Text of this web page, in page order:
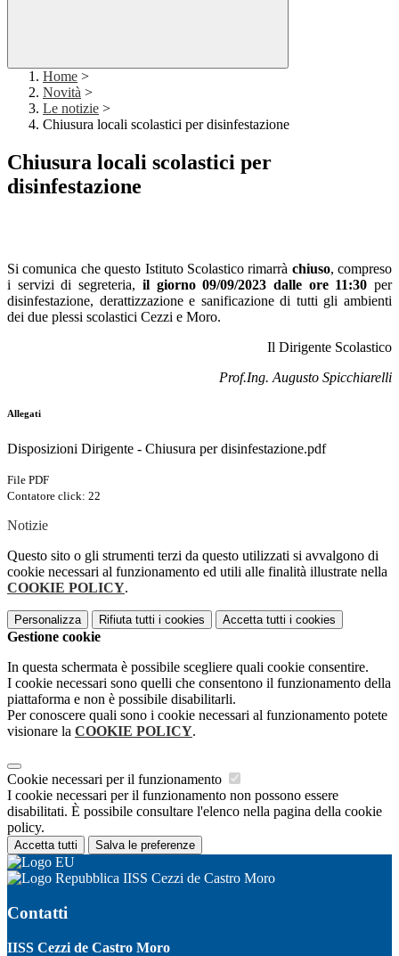
Home >
Novità >
Le notizie >
Chiusura locali scolastici per disinfestazione
Chiusura locali scolastici per
disinfestazione
Si comunica che questo Istituto Scolastico rimarrà chiuso, compreso
i servizi di segreteria, il giorno 09/09/2023 dalle ore 11:30 per
disinfestazione, derattizzazione e sanificazione di tutti gli ambienti
dei due plessi scolastici Cezzi e Moro.
Il Dirigente Scolastico
Prof.Ing. Augusto Spicchiarelli
Allegati
Disposizioni Dirigente - Chiusura per disinfestazione.pdf
File PDF
Contatore click: 22
Notizie
Questo sito o gli strumenti terzi da questo utilizzati si avvalgono di
cookie necessari al funzionamento ed utili alle finalità illustrate nella
COOKIE POLICY.
Personalizza Rifiuta tutti i cookies Accetta tutti i cookies
Gestione cookie
In questa schermata è possibile scegliere quali cookie consentire.
I cookie necessari sono quelli che consentono il funzionamento della
piattaforma e non è possibile disabilitarli.
Per conoscere quali sono i cookie necessari al funzionamento potete
visionare la COOKIE POLICY.
Cookie necessari per il funzionamento
I cookie necessari per il funzionamento non possono essere
disabilitati. È possibile consultare l'elenco nella pagina della cookie
policy.
Accetta tutti Salva le preferenze
IISS Cezzi de Castro Moro
Contatti
IISS Cezzi de Castro Moro